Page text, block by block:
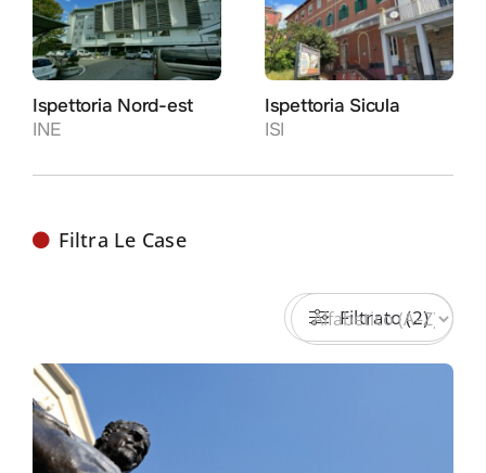
Ispettoria Nord-est
INE
Ispettoria Sicula
ISI
Filtra Le Case
Filtrato (2)